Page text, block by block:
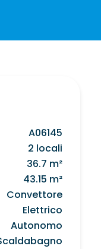
A06145
2 locali
36.7 m²
43.15 m²
Convettore
Elettrico
Autonomo